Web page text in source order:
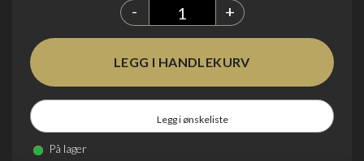
- +
Legg i ønskeliste
På lager